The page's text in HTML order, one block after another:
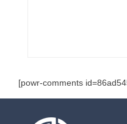
[powr-comments